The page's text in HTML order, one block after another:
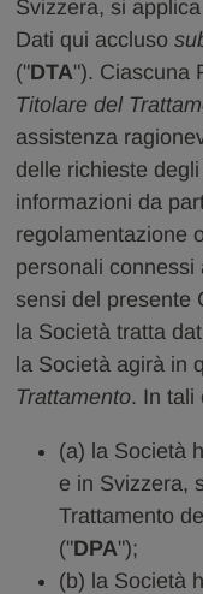
Svizzera, si
Dati qui accluso
("DTA"). Ciascuna
Titolare del
assistenza
delle richieste
informazioni da
regolamentazione
personali connessi
sensi del presente
la Società tratta
la Società agirà in
Trattamento. In tali
(a) la Società
e in Svizzera,
Trattamento
("DPA");
(b) la Società